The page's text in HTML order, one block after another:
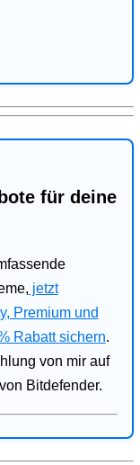
für deine
jetzt
Premium und
Rabatt sichern.
von mir auf
Bitdefender.